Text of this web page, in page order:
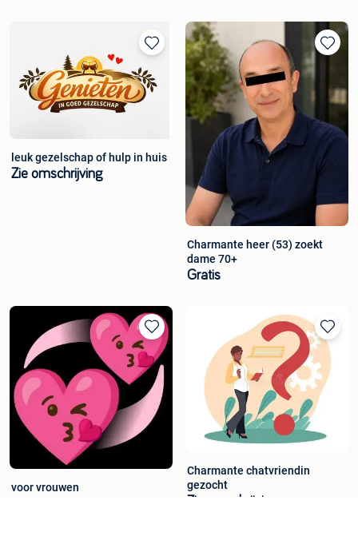
leuk gezelschap of hulp in huis
Zie omschrijving
Charmante heer (53) zoekt
dame 70+
Gratis
voor vrouwen
Charmante chatvriendin
gezocht
Zie omschrijving